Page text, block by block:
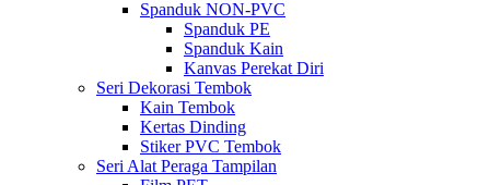
Spanduk NON-PVC
Spanduk PE
Spanduk Kain
Kanvas Perekat Diri
Seri Dekorasi Tembok
Kain Tembok
Kertas Dinding
Stiker PVC Tembok
Seri Alat Peraga Tampilan